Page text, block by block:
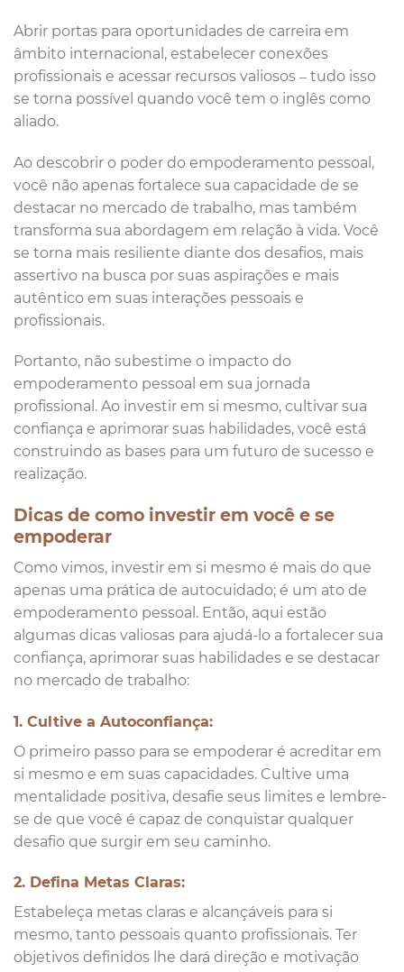
Abrir portas para oportunidades de carreira em
âmbito internacional, estabelecer conexões
profissionais e acessar recursos valiosos – tudo isso
se torna possível quando você tem o inglês como
aliado.
Ao descobrir o poder do empoderamento pessoal,
você não apenas fortalece sua capacidade de se
destacar no mercado de trabalho, mas também
transforma sua abordagem em relação à vida. Você
se torna mais resiliente diante dos desafios, mais
assertivo na busca por suas aspirações e mais
autêntico em suas interações pessoais e
profissionais.
Portanto, não subestime o impacto do
empoderamento pessoal em sua jornada
profissional. Ao investir em si mesmo, cultivar sua
confiança e aprimorar suas habilidades, você está
construindo as bases para um futuro de sucesso e
realização.
Dicas de como investir em você e se
empoderar
Como vimos, investir em si mesmo é mais do que
apenas uma prática de autocuidado; é um ato de
empoderamento pessoal. Então, aqui estão
algumas dicas valiosas para ajudá-lo a fortalecer sua
confiança, aprimorar suas habilidades e se destacar
no mercado de trabalho:
1. Cultive a Autoconfiança:
O primeiro passo para se empoderar é acreditar em
si mesmo e em suas capacidades. Cultive uma
mentalidade positiva, desafie seus limites e lembre-
se de que você é capaz de conquistar qualquer
desafio que surgir em seu caminho.
2. Defina Metas Claras:
Estabeleça metas claras e alcançáveis para si
mesmo, tanto pessoais quanto profissionais. Ter
objetivos definidos lhe dará direção e motivação